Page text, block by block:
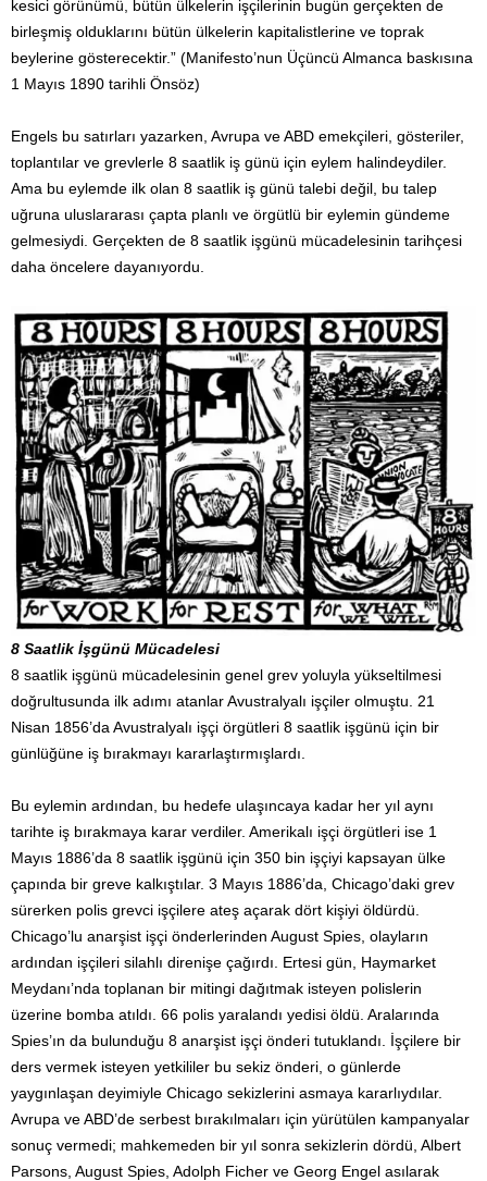
kesici görünümü, bütün ülkelerin işçilerinin bugün gerçekten de
birleşmiş olduklarını bütün ülkelerin kapitalistlerine ve toprak
beylerine gösterecektir.” (Manifesto’nun Üçüncü Almanca baskısına
1 Mayıs 1890 tarihli Önsöz)
Engels bu satırları yazarken, Avrupa ve ABD emekçileri, gösteriler,
toplantılar ve grevlerle 8 saatlik iş günü için eylem halindeydiler.
Ama bu eylemde ilk olan 8 saatlik iş günü talebi değil, bu talep
uğruna uluslararası çapta planlı ve örgütlü bir eylemin gündeme
gelmesiydi. Gerçekten de 8 saatlik işgünü mücadelesinin tarihçesi
daha öncelere dayanıyordu.
8 Saatlik İşgünü Mücadelesi
8 saatlik işgünü mücadelesinin genel grev yoluyla yükseltilmesi
doğrultusunda ilk adımı atanlar Avustralyalı işçiler olmuştu. 21
Nisan 1856’da Avustralyalı işçi örgütleri 8 saatlik işgünü için bir
günlüğüne iş bırakmayı kararlaştırmışlardı.
Bu eylemin ardından, bu hedefe ulaşıncaya kadar her yıl aynı
tarihte iş bırakmaya karar verdiler. Amerikalı işçi örgütleri ise 1
Mayıs 1886’da 8 saatlik işgünü için 350 bin işçiyi kapsayan ülke
çapında bir greve kalkıştılar. 3 Mayıs 1886’da, Chicago’daki grev
sürerken polis grevci işçilere ateş açarak dört kişiyi öldürdü.
Chicago’lu anarşist işçi önderlerinden August Spies, olayların
ardından işçileri silahlı direnişe çağırdı. Ertesi gün, Haymarket
Meydanı’nda toplanan bir mitingi dağıtmak isteyen polislerin
üzerine bomba atıldı. 66 polis yaralandı yedisi öldü. Aralarında
Spies’ın da bulunduğu 8 anarşist işçi önderi tutuklandı. İşçilere bir
ders vermek isteyen yetkililer bu sekiz önderi, o günlerde
yaygınlaşan deyimiyle Chicago sekizlerini asmaya kararlıydılar.
Avrupa ve ABD’de serbest bırakılmaları için yürütülen kampanyalar
sonuç vermedi; mahkemeden bir yıl sonra sekizlerin dördü, Albert
Parsons, August Spies, Adolph Ficher ve Georg Engel asılarak